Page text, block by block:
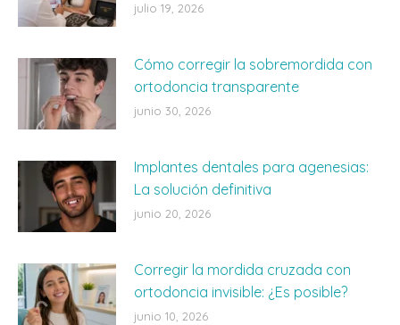
julio 19, 2026
Cómo corregir la sobremordida con
ortodoncia transparente
junio 30, 2026
Implantes dentales para agenesias:
La solución definitiva
junio 20, 2026
Corregir la mordida cruzada con
ortodoncia invisible: ¿Es posible?
junio 10, 2026